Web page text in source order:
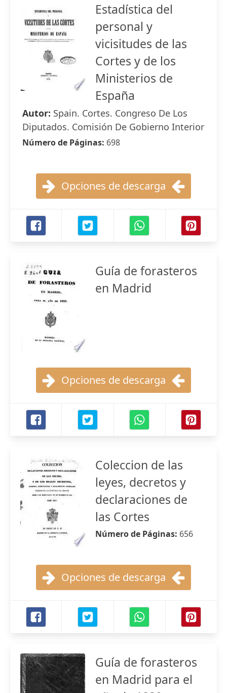
Estadística del
personal y
vicisitudes de las
Cortes y de los
Ministerios de
España
Autor: Spain. Cortes. Congreso De Los
Diputados. Comisión De Gobierno Interior
Número de Páginas: 698
Opciones de descarga
Guía de forasteros
en Madrid
Opciones de descarga
Coleccion de las
leyes, decretos y
declaraciones de
las Cortes
Número de Páginas: 656
Opciones de descarga
Guía de forasteros
en Madrid para el